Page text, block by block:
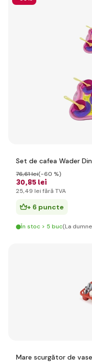
Set de cafea Wader
30,85 lei
76,61 lei(-60 %)
25,49 lei fără TVA
+ 6 puncte
În stoc > 5 buc(La
Mare scurgător de